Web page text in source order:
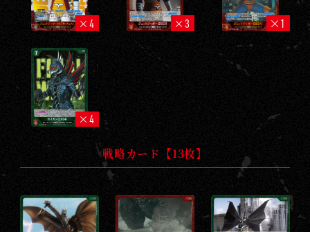
4 3 1
4
戦略カード【13枚】